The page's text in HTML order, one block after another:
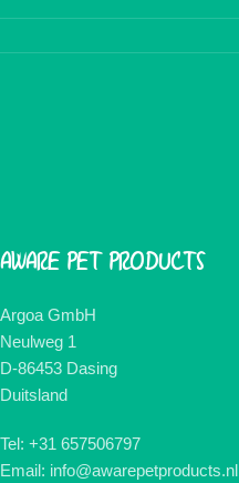
AWARE PET PRODUCTS
Argoa GmbH
Neulweg 1
D-86453 Dasing
Duitsland
Tel: +31 657506797
Email: info@awarepetproducts.nl